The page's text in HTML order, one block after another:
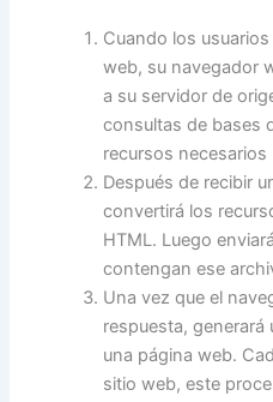
Cuando los
web, su navegador
a su servidor de
consultas de bases
recursos
Después de recibir
convertirá los
HTML. Luego
contengan ese
Una vez que el
respuesta,
una página web.
sitio web, este